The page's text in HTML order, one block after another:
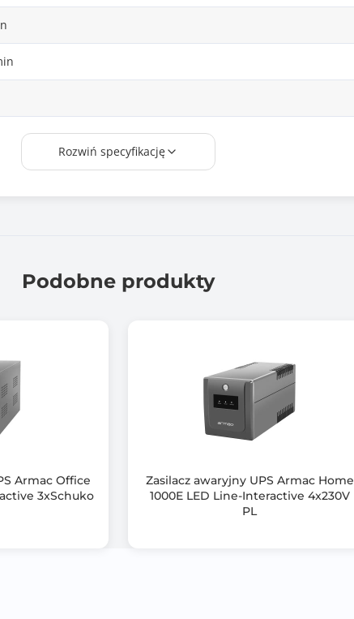
sinus
x 292
Rozwiń specyfikację
Podobne produkty
Armac Office
3xSchuko
Zasilacz awaryjny UPS Armac Home
1000E LED Line-Interactive 4x230V
PL